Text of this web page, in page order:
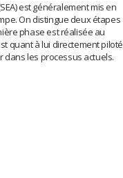
est généralement mis en
On distingue deux étapes
phase est réalisée au
quant à lui directement piloté
dans les processus actuels.